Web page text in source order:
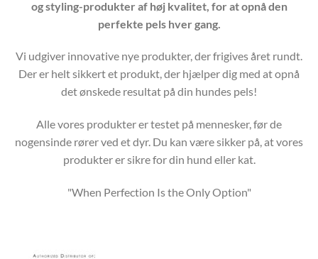
og styling-produkter af høj kvalitet, for at opnå den
perfekte pels hver gang.
Vi udgiver innovative nye produkter, der frigives året rundt.
Der er helt sikkert et produkt, der hjælper dig med at opnå
det ønskede resultat på din hundes pels!
Alle vores produkter er testet på mennesker, før de
nogensinde rører ved et dyr. Du kan være sikker på, at vores
produkter er sikre for din hund eller kat.
"When Perfection Is the Only Option"